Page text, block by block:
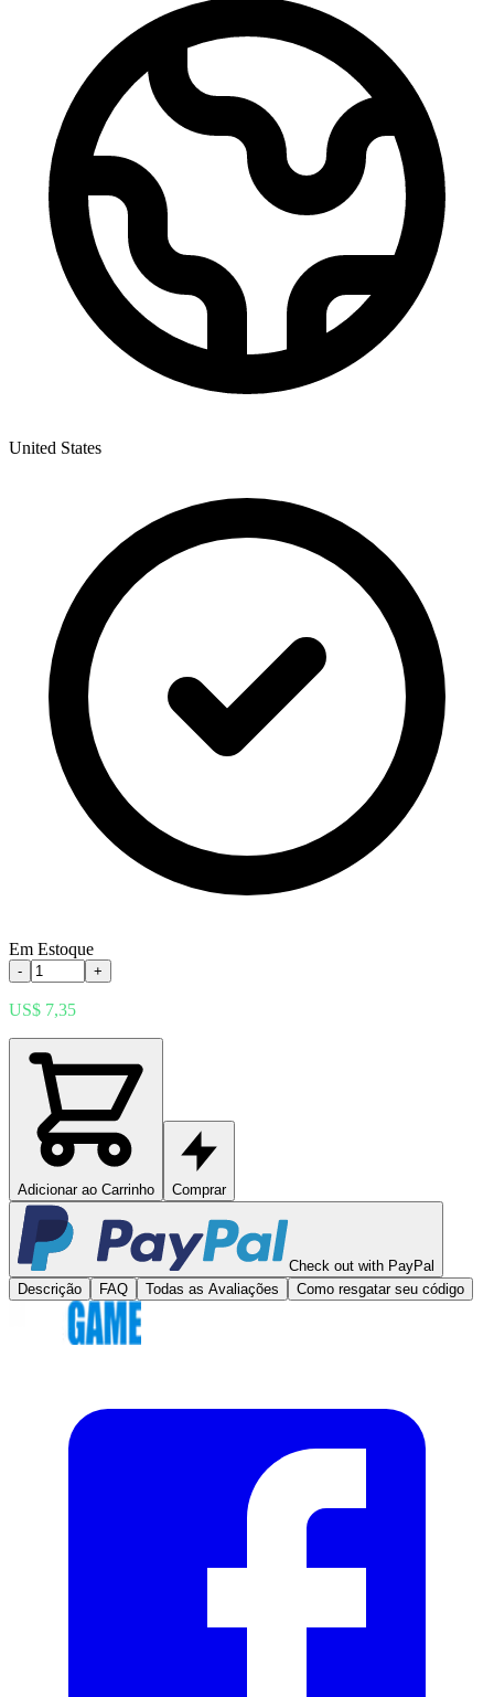
United States
Em Estoque
- +
US$ 7,35
Adicionar ao Carrinho Comprar
Check out with PayPal
Descrição
FAQ Todas as Avaliações Como resgatar seu código